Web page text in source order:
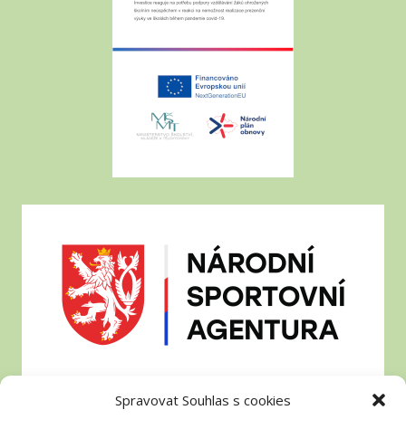
Spravovat Souhlas s cookies